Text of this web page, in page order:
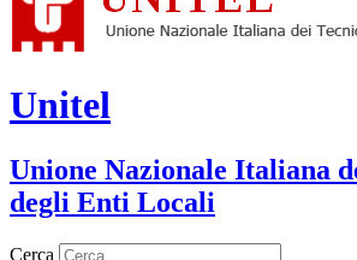
Unitel
Unione Nazionale Italiana
degli Enti Locali
Cerca